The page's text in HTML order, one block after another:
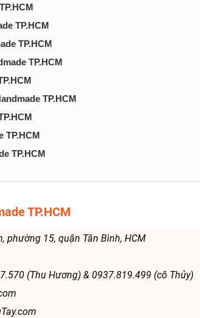
TP.HCM
TP.HCM
TP.HCM
TP.HCM
TP.HCM
TP.HCM
TP.HCM
15, quận Tân Bình, HCM
(Thu Hương) & 0937.819.499 (cô Thủy)